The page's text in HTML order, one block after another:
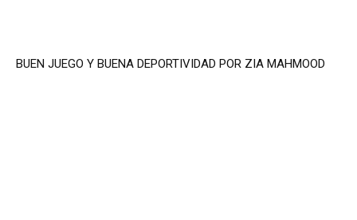
BUEN JUEGO Y BUENA DEPORTIVIDAD POR ZIA MAHMOOD